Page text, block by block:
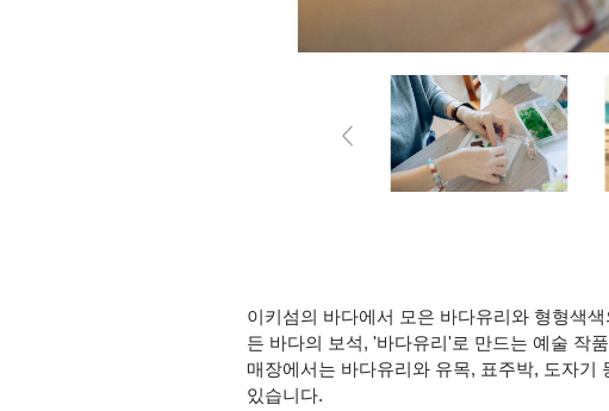
이키섬의 바다에서 모은 바다유리와 형형색
든 바다의 보석, '바다유리'로 만드는 예술 작
매장에서는 바다유리와 유목, 표주박, 도자기
있습니다.